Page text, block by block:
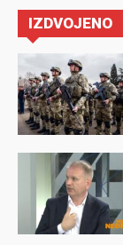
IZDVOJENO